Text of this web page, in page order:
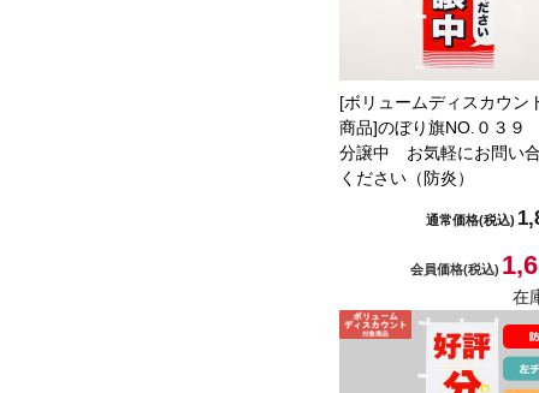
[ボリュームディスカウン
商品]のぼり旗NO.０３
分譲中 お気軽にお問い
ください（防炎）
通常価格(税込)
会員価格(税込)
在